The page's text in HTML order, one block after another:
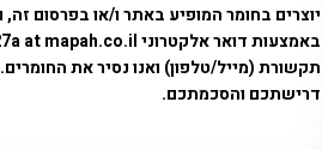
יוצרים בחומר המופיע באתר ו/או בפרסום
תקשורת (מייל/טלפון) ואנו נסיר את
דרישתכם והסכמתכם.